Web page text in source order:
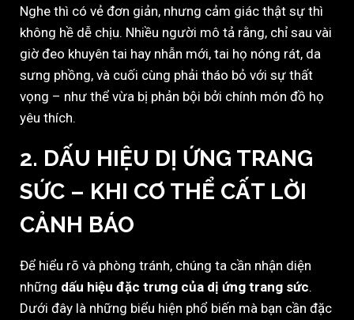
Nghe thì có vẻ đơn giản, nhưng cảm giác thật sự thì
không hề dễ chịu. Nhiều người mô tả rằng, chỉ sau vài
giờ đeo khuyên tai hay nhẫn mới, tai họ nóng rát, da
sưng phồng, và cuối cùng phải tháo bỏ với sự thất
vọng – như thể vừa bị phản bội bởi chính món đồ họ
yêu thích.
2. DẤU HIỆU DỊ ỨNG TRANG
SỨC – KHI CƠ THỂ CẤT LỜI
CẢNH BÁO
Để hiểu rõ và phòng tránh, chúng ta cần nhận diện
những dấu hiệu đặc trưng của dị ứng trang sức.
Dưới đây là những biểu hiện phổ biến mà bạn cần đặc